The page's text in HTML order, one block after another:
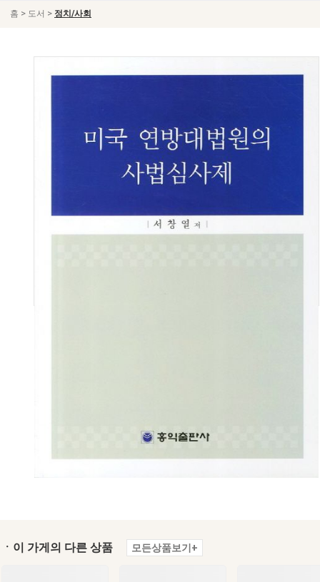
홈 > 도서 > 정치/사회
ㆍ이 가게의 다른 상품 모든상품보기+